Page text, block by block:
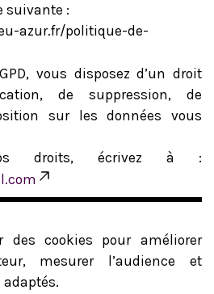
suivante :
azur.fr/politique-de-
vous disposez d’un droit
de suppression, de
sur les données vous
droits, écrivez à :
cookies pour améliorer
mesurer l’audience et
adaptés.